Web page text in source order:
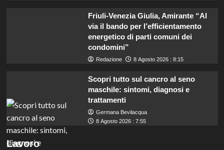
Friuli-Venezia Giulia, Amirante “Al
via il bando per l’efficientamento
energetico di parti comuni dei
condomini”
Redazione 8 Agosto 2026 : 8:15
Scopri tutto sul cancro al seno
maschile: sintomi, diagnosi e
trattamenti
Germana Bevilacqua
8 Agosto 2026 : 7:55
Lavoro